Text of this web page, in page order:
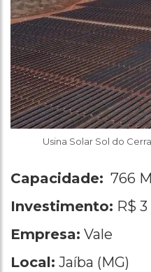
Usina Solar Sol do
Capacidade: 766
Investimento: R$
Empresa: Vale
Local: Jaíba (MG)